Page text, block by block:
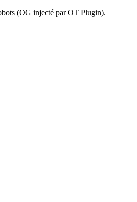
(OG injecté par OT Plugin).